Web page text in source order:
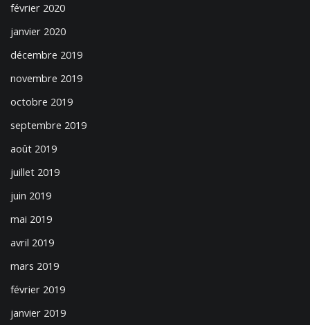
février 2020
janvier 2020
décembre 2019
novembre 2019
octobre 2019
septembre 2019
août 2019
juillet 2019
juin 2019
mai 2019
avril 2019
mars 2019
février 2019
janvier 2019